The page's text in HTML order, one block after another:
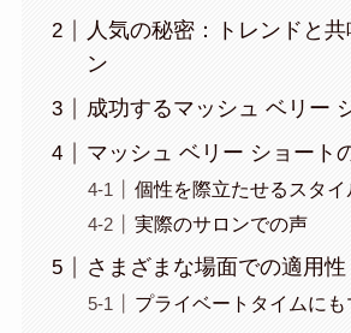
人気の秘密：トレンドと
ン
成功するマッシュ ベリー
マッシュ ベリー ショート
個性を際立たせるスタ
実際のサロンでの声
さまざまな場面での適用性
プライベートタイムにも